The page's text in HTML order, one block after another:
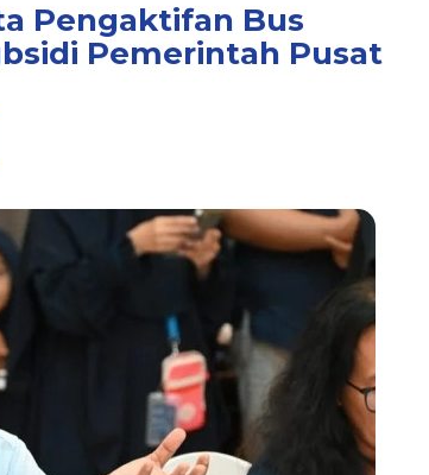
Pengaktifan Bus
Pemerintah Pusat